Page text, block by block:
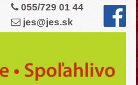
055/729 01 44
jes@jes.sk